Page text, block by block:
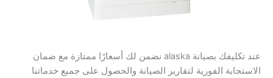
عند تكليفك بصيانة alaska نضمن لك أسعارًا ممتازة مع ضمان
الاستجابة الفورية لتقارير الصيانة والحصول على جميع خدماتنا